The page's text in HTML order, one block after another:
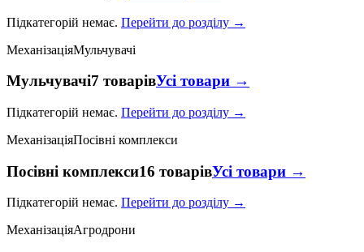
Підкатегорій немає. Перейти до розділу →
МеханізаціяМульчувачі
Мульчувачі7 товарівУсі товари →
Підкатегорій немає. Перейти до розділу →
МеханізаціяПосівні комплекси
Посівні комплекси16 товарівУсі товари →
Підкатегорій немає. Перейти до розділу →
МеханізаціяАгродрони